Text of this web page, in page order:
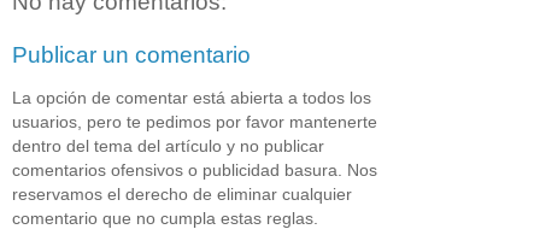
Publicar un comentario
La opción de comentar está abierta a todos los
usuarios, pero te pedimos por favor mantenerte
dentro del tema del artículo y no publicar
comentarios ofensivos o publicidad basura. Nos
reservamos el derecho de eliminar cualquier
comentario que no cumpla estas reglas.